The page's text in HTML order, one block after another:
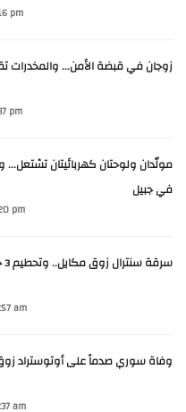
pm
زوجان في قبضة الأمن... والمخدرات
pm
مولّدان ولوحتان كهربائيتان تشتعل...
في جبيل
pm
سرقة سنترال زوق مكايل.. وتحطيم 3 خزنات!
am
وفاة سوري صدماً على أوتوستراد
am